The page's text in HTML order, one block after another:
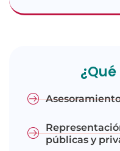
públicas y